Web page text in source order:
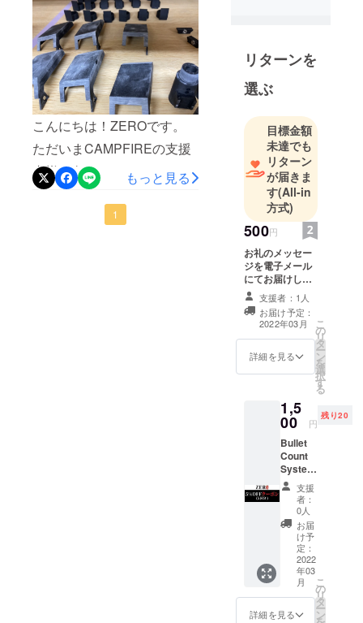
援者様へ】先日、発送準備
が完了しました。支援者様
が多いため、順次発送させ
ていただきます。今後とも
ZEROをよろしくお願いい
たします。
こんにちは！ZEROです。
ただいまCAMPFIREの支援
者様に向けてBullet Count
Systemを増産しております
(写真は生産途中のもので
もっと見る
1
のメンバー4
人でチーム
ZEROとし
行っていま
す。
私たち
は"From
Zero to
Infinite
Possibilities"
を想いに活
動していま
す。
ZEROのロゴ
に込められ
た1つ1つの
意味や想い
を胸にこの
良い製品を
作って参り
ますので、
応援して頂
けたら幸い
です！
リターンを
選ぶ
目標金額
未達でも
リターン
が届きま
す(All-in
方式)
500円
お礼のメッセー
ジを電子メール
にてお届けしま
す。 メールに支
援者様の氏名を
載せます。氏名
欄に特定の文字
列を載せる場合
は備考欄にご記
いただく可能性
がございます。
支援者：1人
お届け予定：
2022年03月
詳細を見る
こ
の
リ
タ
ー
ン
を
選
択
す
る
1,5
00 円
残り20
Bullet
Count
System
の
5％OFF
クーポ
ン(5回
後、
BulletC
ountSy
stemの
新バー
ジョン
支援
者：
0人
お届
け予
定：
2022
年03
月
詳細を見る
こ
の
リ
タ
ー
ン